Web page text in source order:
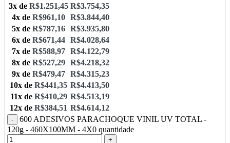
3x de R$1.251,45 R$3.754,35
4x de R$961,10 R$3.844,40
5x de R$787,16 R$3.935,80
6x de R$671,44 R$4.028,64
7x de R$588,97 R$4.122,79
8x de R$527,29 R$4.218,32
9x de R$479,47 R$4.315,23
10x de R$441,35 R$4.413,50
11x de R$410,29 R$4.513,19
12x de R$384,51 R$4.614,12
600 ADESIVOS PARACHOQUE VINIL UV TOTAL -
120g - 460X100MM - 4X0 quantidade